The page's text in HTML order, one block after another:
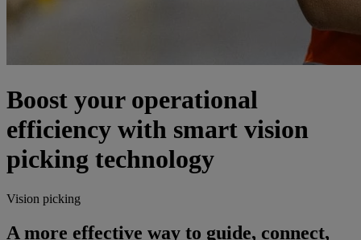
Boost your operational
efficiency with smart vision
picking technology
Vision picking
A more effective way to guide, connect,